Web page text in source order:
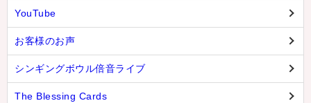
YouTube
お客様のお声
シンギングボウル倍音ライブ
The Blessing Cards